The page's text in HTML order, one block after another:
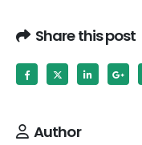
Share this post
Author